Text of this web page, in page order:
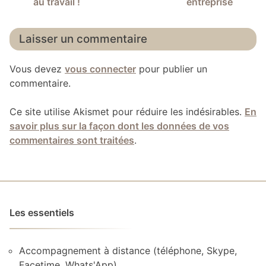
Laisser un commentaire
Vous devez vous connecter pour publier un
commentaire.
Ce site utilise Akismet pour réduire les indésirables. En
savoir plus sur la façon dont les données de vos
commentaires sont traitées.
Les essentiels
Accompagnement à distance (téléphone, Skype,